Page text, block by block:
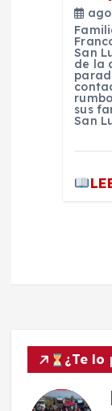
San
de la
sus
San
¿Te lo